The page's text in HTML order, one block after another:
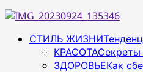
Основное
СТИЛЬ ЖИЗНИ
КРАСОТАСекреты
ЗДОРОВЬЕКак